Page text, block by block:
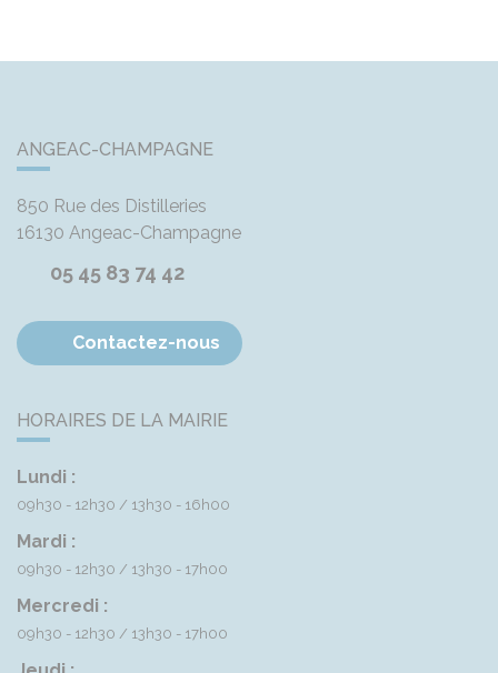
ANGEAC-CHAMPAGNE
850 Rue des Distilleries
16130 Angeac-Champagne
05 45 83 74 42
Contactez-nous
HORAIRES DE LA MAIRIE
Lundi :
09h30 - 12h30 13h30 - 16h00
Mardi :
09h30 - 12h30 13h30 - 17h00
Mercredi :
09h30 - 12h30 13h30 - 17h00